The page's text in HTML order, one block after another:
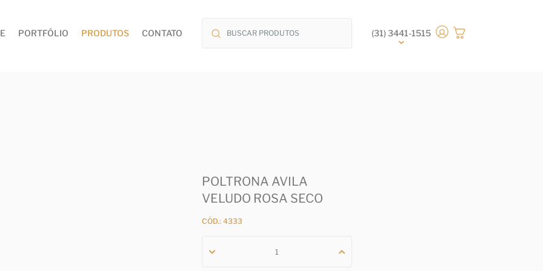
PORTFÓLIO PRODUTOS CONTATO (31) 3441-1515
POLTRONA AVILA
VELUDO ROSA SECO
CÓD.: 4333